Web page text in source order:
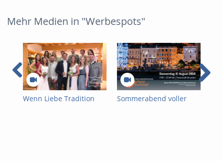
Mehr Medien in "Werbespots"
Wenn Liebe Tradition
Sommerabend voller